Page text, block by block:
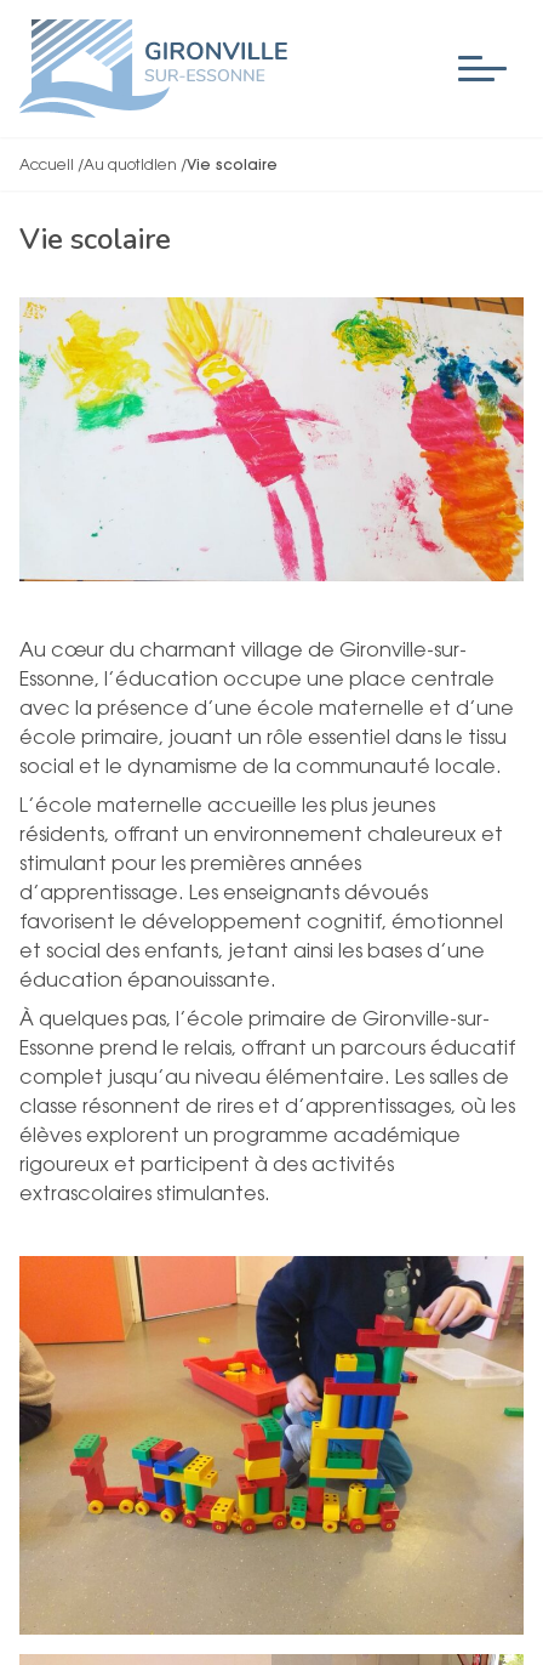
Accueil /Au quotidien /Vie scolaire
Vie scolaire
Au cœur du charmant village de Gironville-sur-
Essonne, l’éducation occupe une place centrale
avec la présence d’une école maternelle et d’une
école primaire, jouant un rôle essentiel dans le tissu
social et le dynamisme de la communauté locale.
L’école maternelle accueille les plus jeunes
résidents, offrant un environnement chaleureux et
stimulant pour les premières années
d’apprentissage. Les enseignants dévoués
favorisent le développement cognitif, émotionnel
et social des enfants, jetant ainsi les bases d’une
éducation épanouissante.
À quelques pas, l’école primaire de Gironville-sur-
Essonne prend le relais, offrant un parcours éducatif
complet jusqu’au niveau élémentaire. Les salles de
classe résonnent de rires et d’apprentissages, où les
élèves explorent un programme académique
rigoureux et participent à des activités
extrascolaires stimulantes.